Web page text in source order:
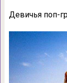
Девичья поп-